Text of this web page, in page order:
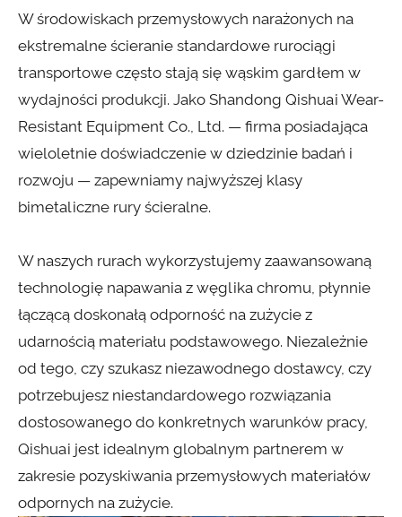
W środowiskach przemysłowych narażonych na
ekstremalne ścieranie standardowe rurociągi
transportowe często stają się wąskim gardłem w
wydajności produkcji. Jako Shandong Qishuai Wear-
Resistant Equipment Co., Ltd. — firma posiadająca
wieloletnie doświadczenie w dziedzinie badań i
rozwoju — zapewniamy najwyższej klasy
bimetaliczne rury ścieralne.
W naszych rurach wykorzystujemy zaawansowaną
technologię napawania z węglika chromu, płynnie
łączącą doskonałą odporność na zużycie z
udarnością materiału podstawowego. Niezależnie
od tego, czy szukasz niezawodnego dostawcy, czy
potrzebujesz niestandardowego rozwiązania
dostosowanego do konkretnych warunków pracy,
Qishuai jest idealnym globalnym partnerem w
zakresie pozyskiwania przemysłowych materiałów
odpornych na zużycie.